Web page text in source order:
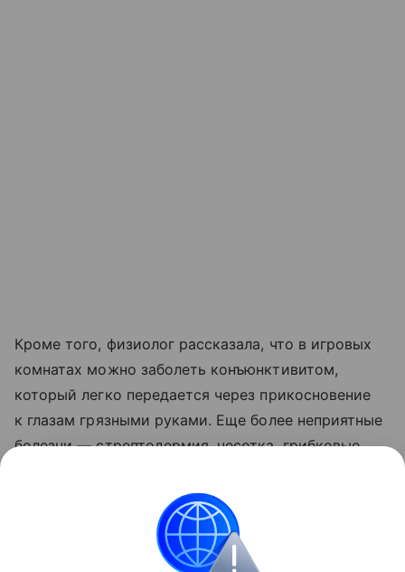
Кроме того, физиолог рассказала, что в игровых
комнатах можно заболеть конъюнктивитом,
который легко передается через прикосновение
к глазам грязными руками. Еще более неприятные
болезни — стрептодермия, чесотка, грибковые
контакте с кожей или зараженными
поверхностями, добавила она.